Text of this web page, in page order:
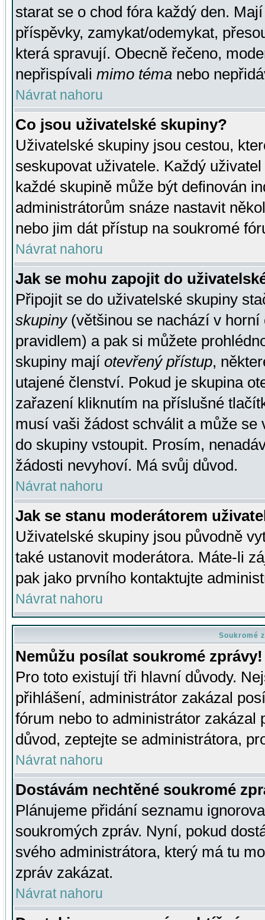
starat se o chod fóra každý den.
příspěvky, zamykat/odemykat,
která spravují. Obecně řečeno,
nepřispívali mimo téma nebo
Návrat nahoru
Co jsou uživatelské skupiny?
Uživatelské skupiny jsou cestou,
seskupovat uživatele. Každý
každé skupině může být definován
administrátorům snáze nastavit
nebo jim dát přístup na soukromé
Návrat nahoru
Jak se mohu zapojit do
Připojit se do uživatelské skupiny
skupiny(většinou se nachází v horní
pravidlem) a pak si můžete
skupiny mají otevřený přístup,
utajené členství. Pokud je skupina
zařazení kliknutím na příslušné
musí vaši žádost schválit a může se
do skupiny vstoupit. Prosím,
žádosti nevyhoví. Má svůj důvod.
Návrat nahoru
Jak se stanu moderátorem
Uživatelské skupiny jsou původně
také ustanovit moderátora. Máte-li
pak jako prvního kontaktujte
Návrat nahoru
Soukromé
Nemůžu posílat soukromé zprávy!
Pro toto existují tři hlavní důvody.
přihlášení, administrátor zakázal
fórum nebo to administrátor zakázal
důvod, zeptejte se administrátora,
Návrat nahoru
Dostávám nechtěné soukromé
Plánujeme přidání seznamu
soukromých zpráv. Nyní, pokud
svého administrátora, který má tu
zpráv zakázat.
Návrat nahoru